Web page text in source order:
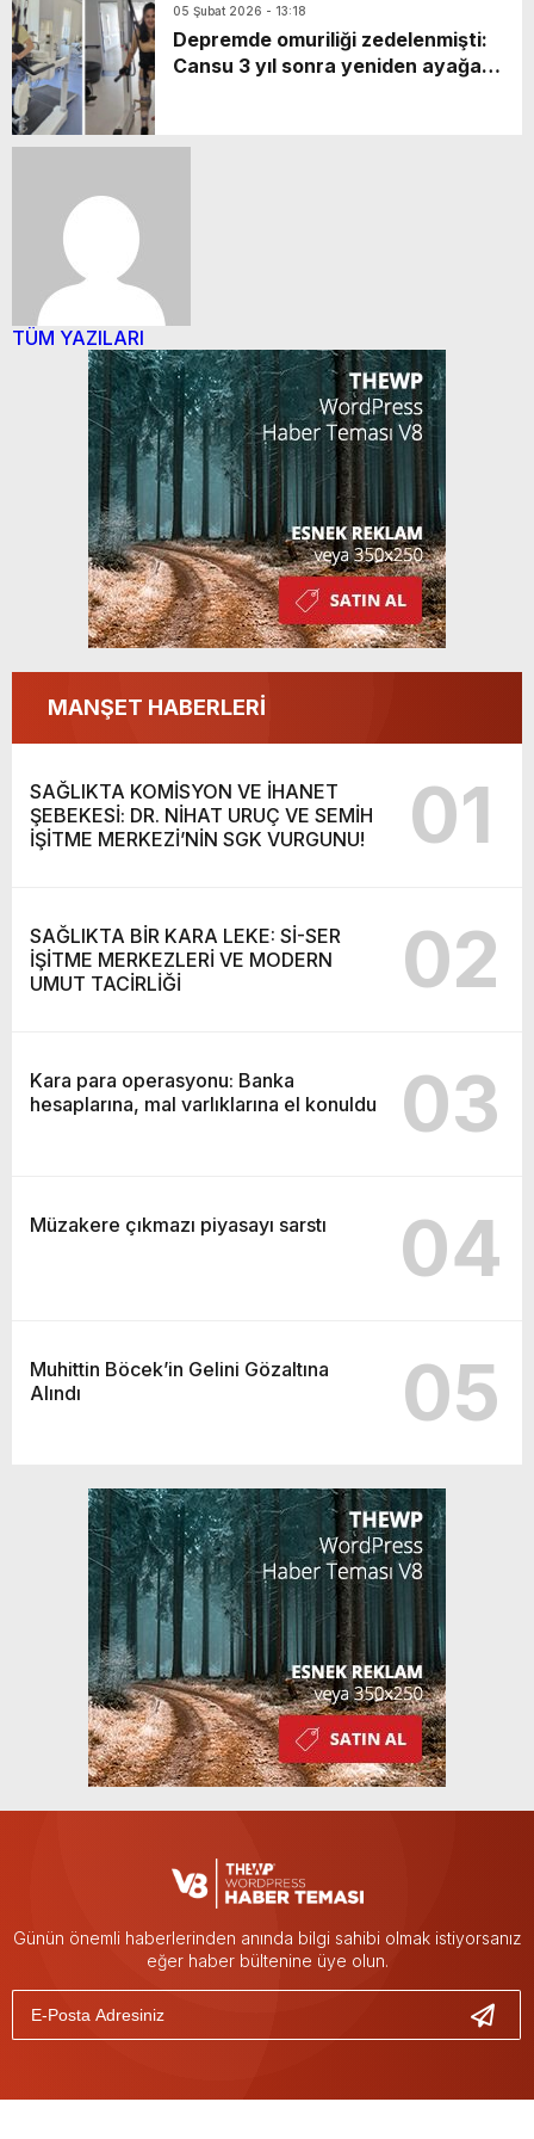
05 Şubat 2026 - 13:18
Depremde omuriliği zedelenmişti:
Cansu 3 yıl sonra yeniden ayağa
TÜM YAZILARI
MANŞET HABERLERİ
SAĞLIKTA KOMİSYON VE İHANET
ŞEBEKESİ: DR. NİHAT URUÇ VE SEMİH
İŞİTME MERKEZİ’NİN SGK VURGUNU!
01
SAĞLIKTA BİR KARA LEKE: Sİ-SER
İŞİTME MERKEZLERİ VE MODERN
UMUT TACİRLİĞİ
02
Kara para operasyonu: Banka
hesaplarına, mal varlıklarına el konuldu
03
Müzakere çıkmazı piyasayı sarstı 04
Muhittin Böcek’in Gelini Gözaltına
Alındı
05
Günün önemli haberlerinden anında bilgi sahibi olmak istiyorsanız
eğer haber bültenine üye olun.